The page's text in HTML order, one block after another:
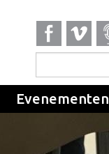
Evenementen